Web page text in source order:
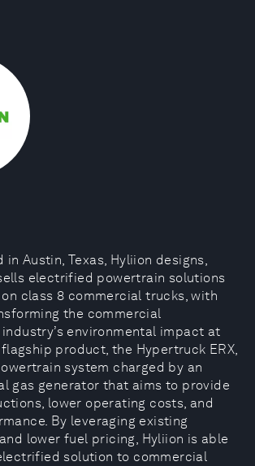
in Austin, Texas, Hyliion designs,
electrified powertrain solutions
class 8 commercial trucks, with
the commercial
environmental impact at
flagship product, the Hypertruck ERX,
system charged by an
gas generator that aims to provide
lower operating costs, and
By leveraging existing
lower fuel pricing, Hyliion is able
solution to commercial